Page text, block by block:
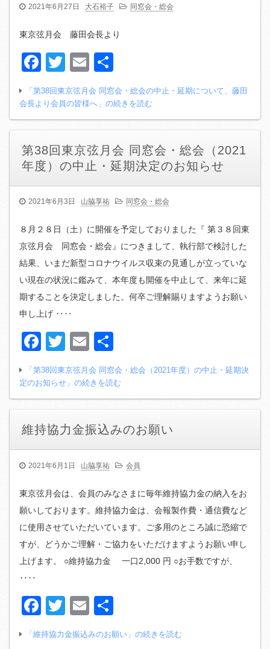
2021年6月27日 大石裕子 同窓会・総会
東京弦月会 藤田会長より
Facebook
Twitter
Email
有
「第38回東京弦月会 同窓会・総会の中止・延期について、藤田
会長より会員の皆様へ」の続きを読む
第38回東京弦月会 同窓会・総会（2021
年度）の中止・延期決定のお知らせ
2021年6月3日 山脇享祐 同窓会・総会
８月２８日（土）に開催を予定しておりました『 第３８回東
京弦月会 同窓会・総会』につきまして、執行部で検討した
結果、いまだ新型コロナウイルス収束の見通しが立っていな
い現在の状況に鑑みて、本年度も開催を中止して、来年に延
期することを決定しました。何卒ご理解賜りますようお願い
申し上げ ‥‥
Facebook
TwitterEmail
有
「第38回東京弦月会 同窓会・総会（2021年度）の中止・延期決
定のお知らせ」の続きを読む
維持協力金振込みのお願い
2021年6月1日 山脇享祐 会員
東京弦月会は、会員のみなさまに毎年維持協力金の納入をお
願いしております。維持協力金は、会報製作費・通信費など
に使用させていただいています。ご多用のところ誠に恐縮で
すが、どうかご理解・ご協力をいただけますようお願い申し
上げます。 ○維持協力金 一口2,000 円 ○お手数ですが、
‥‥
Facebook
TwitterEmail
「維持協力金振込みのお願い」の続きを読む